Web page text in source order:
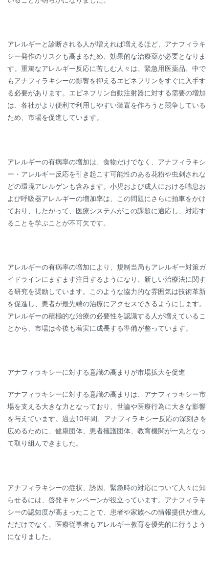
アレルギーと診断される人が増えれば増えるほど、アナフィラキ
シー発作のリスクも高まるため、効果的な治療薬が必要となりま
す。重篤なアレルギー反応に苦しむ人々は、緊急用医薬品、中で
もアナフィラキシーの影響を抑えるエピネフリンをすぐに入手す
る必要があります。エピネフリン自動注射器に対する需要の増加
は、各社がより便利で利用しやすい装置を作ろうと競争している
ため、市場を促進しています。
アレルギーの有病率の増加は、食物だけでなく、アナフィラキシ
ー・アレルギー反応を引き起こす可能性のある花粉や虫刺されな
どの環境アレルゲンも含みます。小児および成人における喘息お
よび呼吸器アレルギーの増加率は、この問題にさらに拍車をかけ
ており、したがって、医療システムがこの課題に適応し、対応す
ることを学ぶことが不可欠です。
アレルギーの有病率の増加により、規制当局もアレルギー対策ガ
イドラインにますます注目するようになり、新しい治療法に関す
る研究を奨励しています。このような協力的な雰囲気は技術革新
を促進し、患者が最先端の治療にアクセスできるようにします。
アレルギーの積極的な治療の必要性を認識する人が増えているこ
とから、市場は今後も着実に成長する準備が整っています。
アナフィラキシーに対する意識の高まりが市場拡大を促進
アナフィラキシーに対する意識の高まりは、アナフィラキシー市
場を支える大きな力となっており、世論や医療行為に大きな影響
を与えています。過去10年間、アナフィラキシー反応の深刻さを
広めるために、健康団体、患者擁護団体、教育機関が一丸となっ
て取り組んできました。
アナフィラキシーの症状、誘因、緊急時の対応について人々に知
らせるには、啓発キャンペーンが役立っています。アナフィラキ
シーの認知度が高まったことで、患者や家族への情報提供が進ん
だだけでなく、医療従事者もアレルギー教育を優先的に行うよう
になりました。